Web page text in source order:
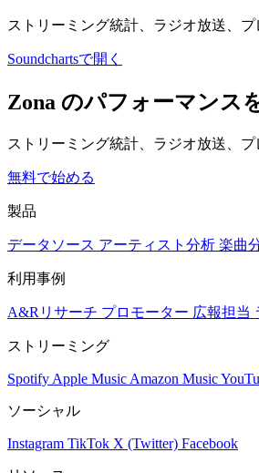
ストリーミング統計、ラジオ放送、
Soundchartsで開く
Zona のパフォーマンス
ストリーミング統計、ラジオ放送、
無料で始める
製品
データソース アーティスト分析 楽曲
利用事例
A&Rリサーチ プロモーター 広報担当
ストリーミング
Spotify Apple Music Amazon Music
ソーシャル
Instagram TikTok X (Twitter) Facebook